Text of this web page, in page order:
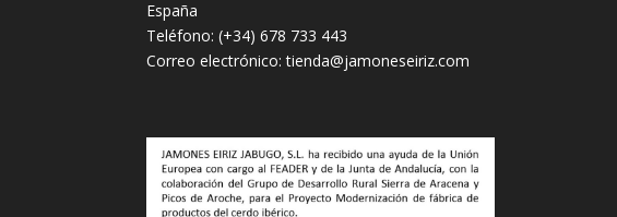
España
Teléfono:(+34) 678 733 443
Correo electrónico:tienda@jamoneseiriz.com